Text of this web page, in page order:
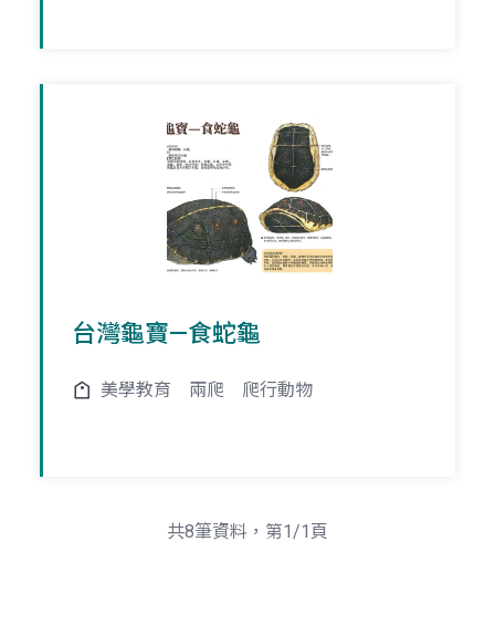
台灣龜寶—食蛇龜
美學教育 兩爬 爬行動物
共8筆資料，第1/1頁